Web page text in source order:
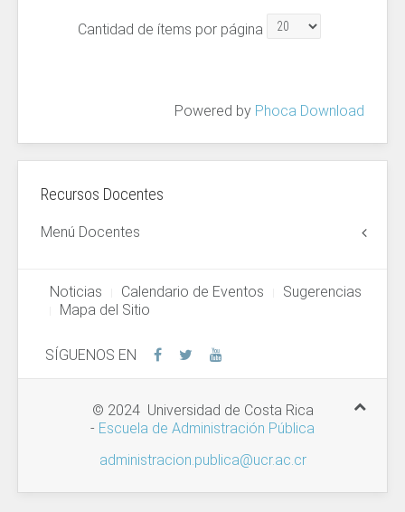
Cantidad de ítems por página
Powered by Phoca Download
Recursos Docentes
Menú Docentes
Noticias Calendario de Eventos
Sugerencias
Mapa del Sitio
SÍGUENOS EN
© 2024 Universidad de Costa Rica
- Escuela de Administración Pública
administracion.publica@ucr.ac.cr